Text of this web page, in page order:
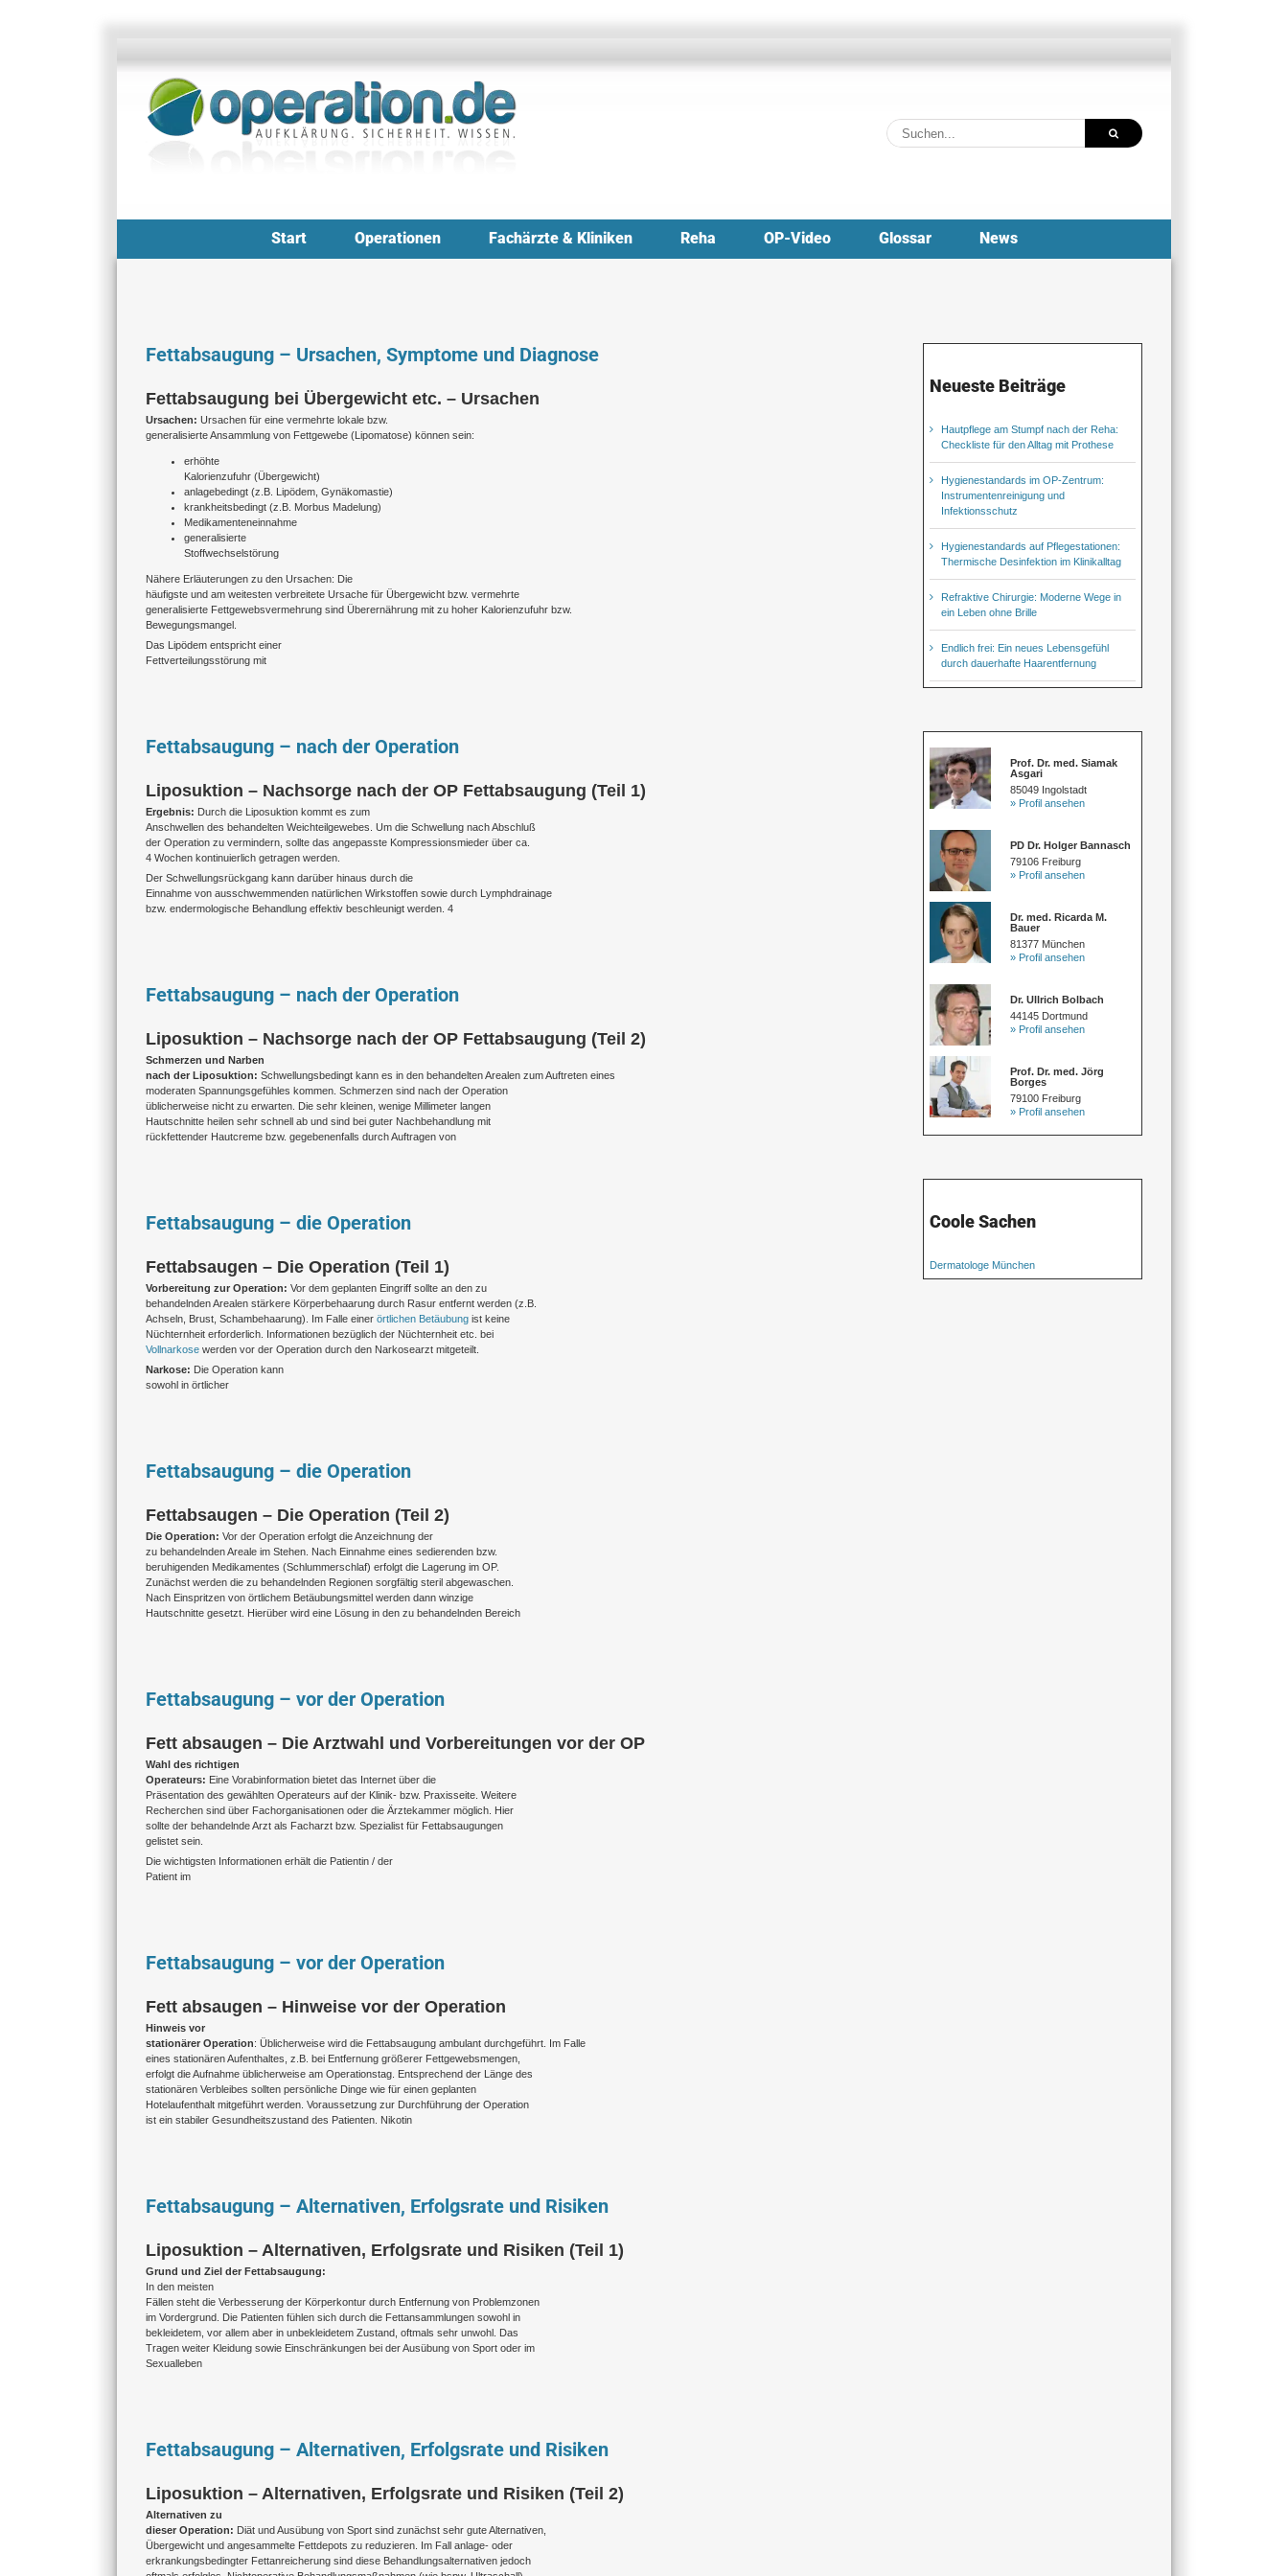
Suche
nach:
Start Operationen Fachärzte & Kliniken Reha OP-Video Glossar News
Fettabsaugung – Ursachen, Symptome und Diagnose
Fettabsaugung bei Übergewicht etc. – Ursachen
Ursachen: Ursachen für eine vermehrte lokale bzw.
generalisierte Ansammlung von Fettgewebe (Lipomatose) können sein:
erhöhte
Kalorienzufuhr (Übergewicht)
anlagebedingt (z.B. Lipödem, Gynäkomastie)
krankheitsbedingt (z.B. Morbus Madelung)
Medikamenteneinnahme
generalisierte
Stoffwechselstörung
Nähere Erläuterungen zu den Ursachen: Die
häufigste und am weitesten verbreitete Ursache für Übergewicht bzw. vermehrte
generalisierte Fettgewebsvermehrung sind Überernährung mit zu hoher Kalorienzufuhr bzw.
Bewegungsmangel.
Das Lipödem entspricht einer
Fettverteilungsstörung mit
Fettabsaugung – nach der Operation
Liposuktion – Nachsorge nach der OP Fettabsaugung (Teil 1)
Ergebnis: Durch die Liposuktion kommt es zum
Anschwellen des behandelten Weichteilgewebes. Um die Schwellung nach Abschluß
der Operation zu vermindern, sollte das angepasste Kompressionsmieder über ca.
4 Wochen kontinuierlich getragen werden.
Der Schwellungsrückgang kann darüber hinaus durch die
Einnahme von ausschwemmenden natürlichen Wirkstoffen sowie durch Lymphdrainage
bzw. endermologische Behandlung effektiv beschleunigt werden. 4
Fettabsaugung – nach der Operation
Liposuktion – Nachsorge nach der OP Fettabsaugung (Teil 2)
Schmerzen und Narben
nach der Liposuktion: Schwellungsbedingt kann es in den behandelten Arealen zum Auftreten eines
moderaten Spannungsgefühles kommen. Schmerzen sind nach der Operation
üblicherweise nicht zu erwarten. Die sehr kleinen, wenige Millimeter langen
Hautschnitte heilen sehr schnell ab und sind bei guter Nachbehandlung mit
rückfettender Hautcreme bzw. gegebenenfalls durch Auftragen von
Fettabsaugung – die Operation
Fettabsaugen – Die Operation (Teil 1)
Vorbereitung zur Operation: Vor dem geplanten Eingriff sollte an den zu
behandelnden Arealen stärkere Körperbehaarung durch Rasur entfernt werden (z.B.
Achseln, Brust, Schambehaarung). Im Falle einer örtlichen Betäubung ist keine
Nüchternheit erforderlich. Informationen bezüglich der Nüchternheit etc. bei
Vollnarkose werden vor der Operation durch den Narkosearzt mitgeteilt.
Narkose: Die Operation kann
sowohl in örtlicher
Fettabsaugung – die Operation
Fettabsaugen – Die Operation (Teil 2)
Die Operation: Vor der Operation erfolgt die Anzeichnung der
zu behandelnden Areale im Stehen. Nach Einnahme eines sedierenden bzw.
beruhigenden Medikamentes (Schlummerschlaf) erfolgt die Lagerung im OP.
Zunächst werden die zu behandelnden Regionen sorgfältig steril abgewaschen.
Nach Einspritzen von örtlichem Betäubungsmittel werden dann winzige
Hautschnitte gesetzt. Hierüber wird eine Lösung in den zu behandelnden Bereich
Fettabsaugung – vor der Operation
Fett absaugen – Die Arztwahl und Vorbereitungen vor der OP
Wahl des richtigen
Operateurs: Eine Vorabinformation bietet das Internet über die
Präsentation des gewählten Operateurs auf der Klinik- bzw. Praxisseite. Weitere
Recherchen sind über Fachorganisationen oder die Ärztekammer möglich. Hier
sollte der behandelnde Arzt als Facharzt bzw. Spezialist für Fettabsaugungen
gelistet sein.
Die wichtigsten Informationen erhält die Patientin / der
Patient im
Fettabsaugung – vor der Operation
Fett absaugen – Hinweise vor der Operation
Hinweis vor
stationärer Operation: Üblicherweise wird die Fettabsaugung ambulant durchgeführt. Im Falle
eines stationären Aufenthaltes, z.B. bei Entfernung größerer Fettgewebsmengen,
erfolgt die Aufnahme üblicherweise am Operationstag. Entsprechend der Länge des
stationären Verbleibes sollten persönliche Dinge wie für einen geplanten
Hotelaufenthalt mitgeführt werden. Voraussetzung zur Durchführung der Operation
ist ein stabiler Gesundheitszustand des Patienten. Nikotin
Fettabsaugung – Alternativen, Erfolgsrate und Risiken
Liposuktion – Alternativen, Erfolgsrate und Risiken (Teil 1)
Grund und Ziel der Fettabsaugung:
In den meisten
Fällen steht die Verbesserung der Körperkontur durch Entfernung von Problemzonen
im Vordergrund. Die Patienten fühlen sich durch die Fettansammlungen sowohl in
bekleidetem, vor allem aber in unbekleidetem Zustand, oftmals sehr unwohl. Das
Tragen weiter Kleidung sowie Einschränkungen bei der Ausübung von Sport oder im
Sexualleben
Fettabsaugung – Alternativen, Erfolgsrate und Risiken
Liposuktion – Alternativen, Erfolgsrate und Risiken (Teil 2)
Alternativen zu
dieser Operation: Diät und Ausübung von Sport sind zunächst sehr gute Alternativen,
Übergewicht und angesammelte Fettdepots zu reduzieren. Im Fall anlage- oder
erkrankungsbedingter Fettanreicherung sind diese Behandlungsalternativen jedoch
Neueste Beiträge
Hautpflege am Stumpf nach der Reha:
Checkliste für den Alltag mit Prothese
Hygienestandards im OP-Zentrum:
Instrumentenreinigung und
Infektionsschutz
Hygienestandards auf Pflegestationen:
Thermische Desinfektion im Klinikalltag
Refraktive Chirurgie: Moderne Wege in
ein Leben ohne Brille
Endlich frei: Ein neues Lebensgefühl
durch dauerhafte Haarentfernung
Prof. Dr. med. Siamak
Asgari
85049 Ingolstadt
» Profil ansehen
PD Dr. Holger Bannasch
79106 Freiburg
» Profil ansehen
Dr. med. Ricarda M.
Bauer
81377 München
» Profil ansehen
Dr. Ullrich Bolbach
44145 Dortmund
» Profil ansehen
Prof. Dr. med. Jörg
Borges
79100 Freiburg
» Profil ansehen
Coole Sachen
Dermatologe München